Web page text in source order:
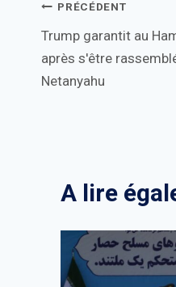
Navigation
de
l’article
PRÉCÉDENT
Trump garantit au
après s'être
Netanyahu
A lire